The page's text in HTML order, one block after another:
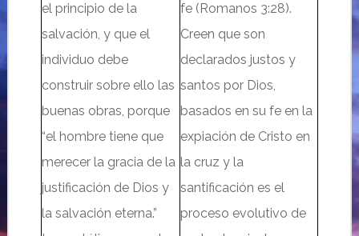
el principio de la
salvación, y que el
individuo debe
construir sobre ello las
buenas obras, porque
“el hombre tiene que
merecer la gracia de la
justificación de Dios y
la salvación eterna.”
fe (Romanos 3:28).
Creen que son
declarados justos y
santos por Dios,
basados en su fe en la
expiación de Cristo en
la cruz y la
santificación es el
proceso evolutivo de